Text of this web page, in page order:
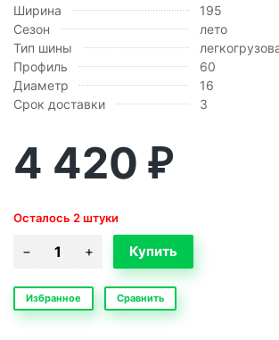
Ширина
195
Сезон
лето
Тип шины
Профиль
60
Диаметр
16
Срок доставки
3
4 420 ₽
Осталось 2 штуки
Избранное Сравнить